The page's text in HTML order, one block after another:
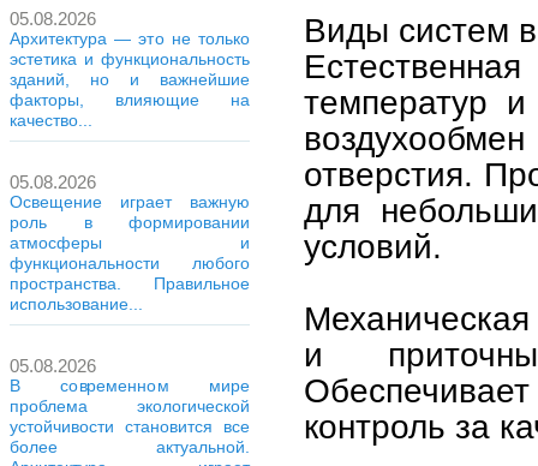
05.08.2026
Архитектура — это не только
эстетика и функциональность
зданий, но и важнейшие
факторы, влияющие на
качество...
05.08.2026
Освещение играет важную
роль в формировании
атмосферы и
функциональности любого
пространства. Правильное
использование...
05.08.2026
В современном мире
проблема экологической
устойчивости становится все
более актуальной.
Виды систем
температур и
отверстия.
для
условий.
и
контроль за